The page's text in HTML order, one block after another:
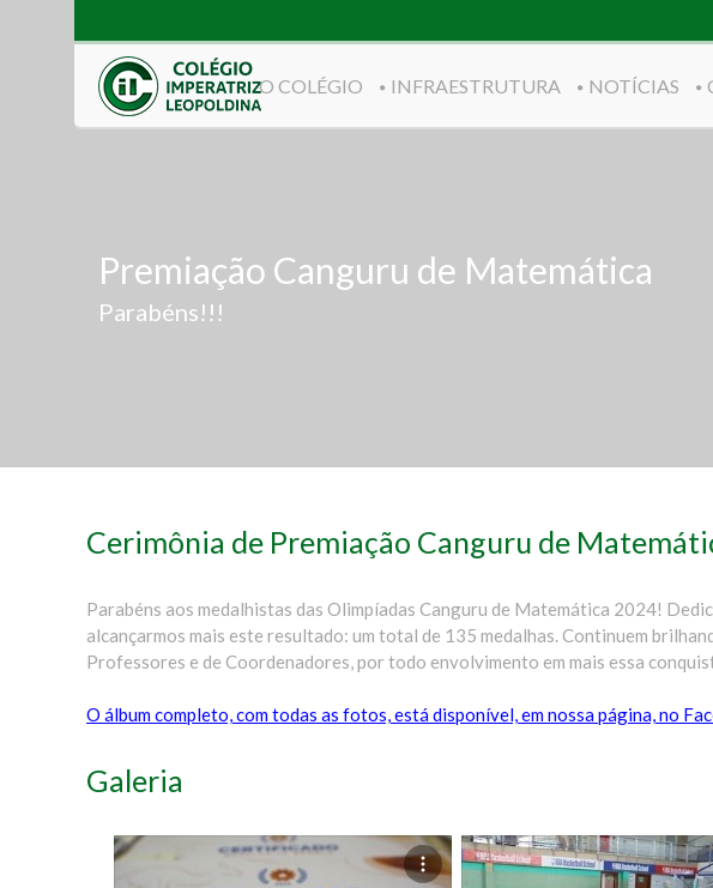
O COLÉGIO INFRAESTRUTURA NOTÍCIAS
Premiação Canguru de Matemática
Parabéns!!!
Cerimônia de Premiação Canguru de
Parabéns aos medalhistas das Olimpíadas Canguru de Matemática 2024!
alcançarmos mais este resultado: um total de 135 medalhas. Continuem
Professores e de Coordenadores, por todo envolvimento em mais essa
O álbum completo, com todas as fotos, está disponível, em nossa página, no
Galeria